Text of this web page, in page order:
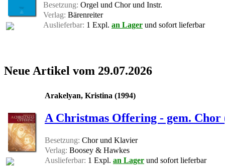
Besetzung: Orgel und Chor und Instr.
Verlag: Bärenreiter
Auslieferbar: 1 Expl. an Lager und sofort lieferbar
Neue Artikel vom 29.07.2026
Arakelyan, Kristina (1994)
A Christmas Offering - gem.
Besetzung: Chor und Klavier
Verlag: Boosey & Hawkes
Auslieferbar: 1 Expl. an Lager und sofort lieferbar